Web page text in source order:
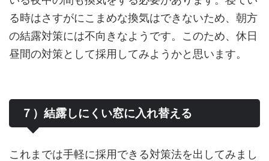
る時はさすがにこまめな換気はできないため、朝方
の結露対策には不向きなようです。このため、休日
昼間の対策として採用してみようかと思います。
７）結露しにくい窓に入れ替える
これまでは手軽に採用できる対策法を出してみまし